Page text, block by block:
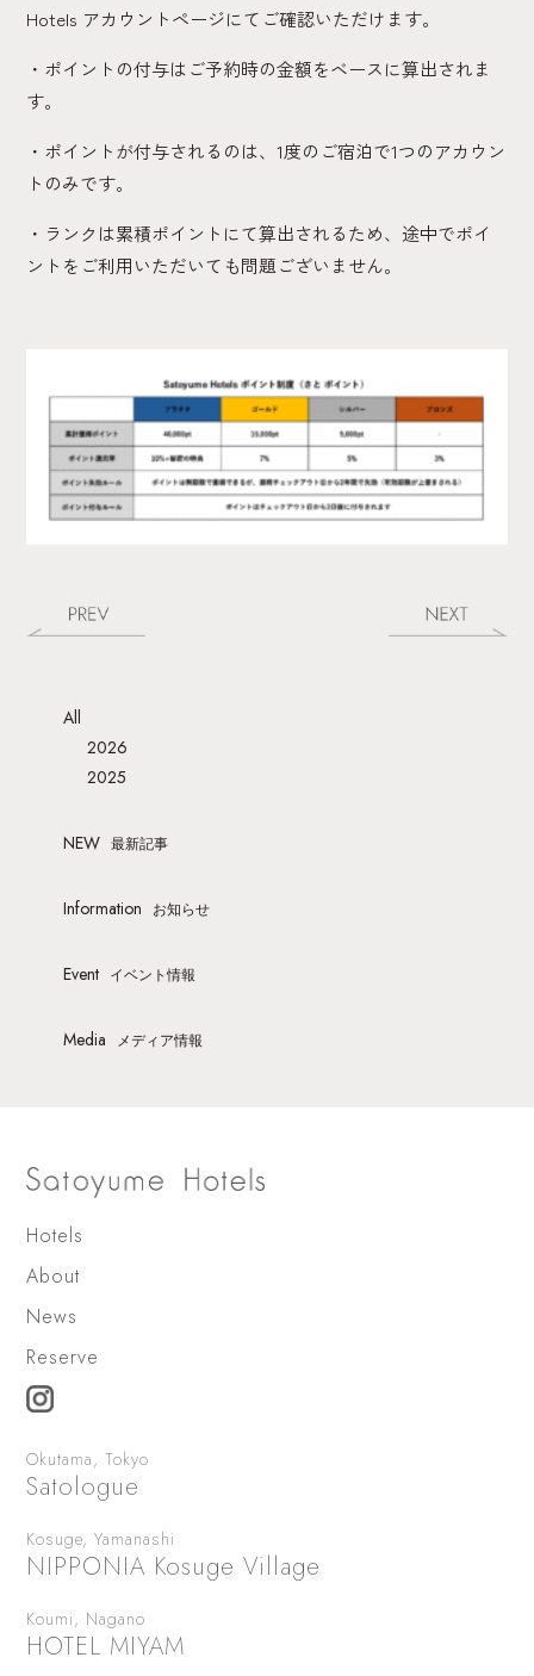
Hotels アカウントページにてご確認いただけます。
・ポイントの付与はご予約時の金額をベースに算出されま
す。
・ポイントが付与されるのは、1度のご宿泊で1つのアカウン
トのみです。
・ランクは累積ポイントにて算出されるため、途中でポイ
ントをご利用いただいても問題ございません。
All
2026
2025
NEW 最新記事
Information お知らせ
Event イベント情報
Media メディア情報
Hotels
About
News
Reserve
Okutama, Tokyo
Satologue
Kosuge, Yamanashi
NIPPONIA Kosuge Village
Koumi, Nagano
HOTEL MIYAM